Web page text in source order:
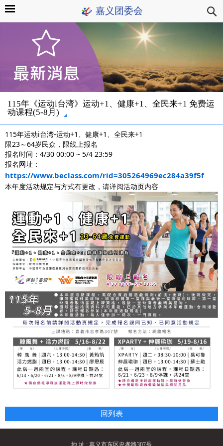
嘉义团委会
115年《运动i台湾》运动+1、健康+1、全民来+1 免费运
动课程(5-8月)
115年运动i台湾-运动+1、健康+1、全民来+1
限23～64岁民众，限线上报名
报名时间：4/30 00:00 ~ 5/4 23:59
https://www.beclass.com/rid=305264969ec284a39f5f
本年度活动规定与方式有更改，请详阅活动页内容
回列表
地 址 : 嘉义市东区忠孝路307号